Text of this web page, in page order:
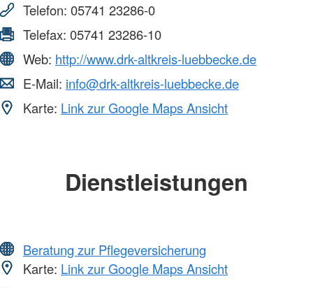
Telefon: 05741 23286-0
Telefax: 05741 23286-10
Web: http://www.drk-altkreis-luebbecke.de
E-Mail: info@drk-altkreis-luebbecke.de
Karte: Link zur Google Maps Ansicht
Dienstleistungen
Beratung zur Pflegeversicherung
Karte: Link zur Google Maps Ansicht